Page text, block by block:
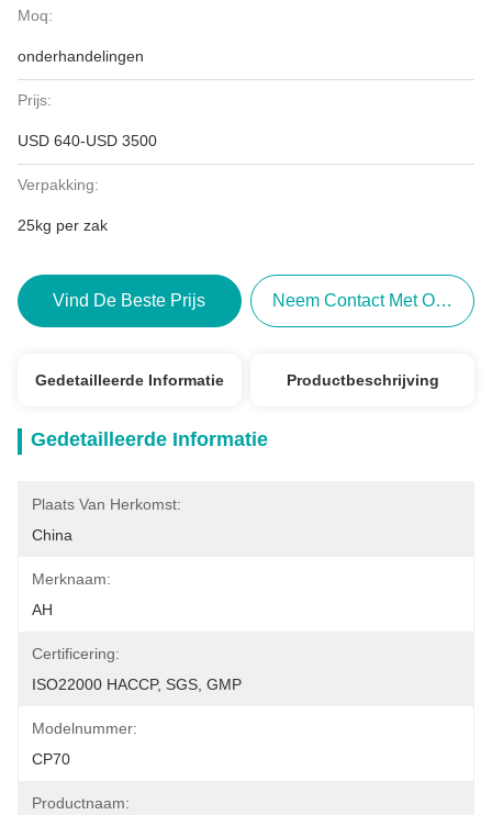
Moq:
onderhandelingen
Prijs:
USD 640-USD 3500
Verpakking:
25kg per zak
Vind De Beste Prijs Neem Contact Met Ons Op
Gedetailleerde Informatie Productbeschrijving
Gedetailleerde Informatie
Plaats Van Herkomst:
China
Merknaam:
AH
Certificering:
ISO22000 HACCP, SGS, GMP
Modelnummer:
CP70
Productnaam: